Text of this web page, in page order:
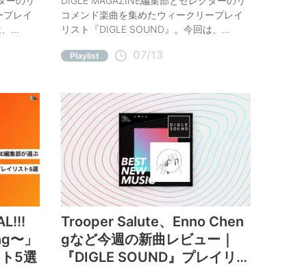
プレイ
紹
コメンド楽曲を集めたウィークリープレイ
リスト『DIGLE SOUND』。今回は、
kei, Mc Mamagari & Goneshow)」、さらさ
Playlist 07/13
」
5選
Trooper Salute、Enno Chen
gなど今週の新曲レビュー｜
『DIGLE SOUND』プレイリス